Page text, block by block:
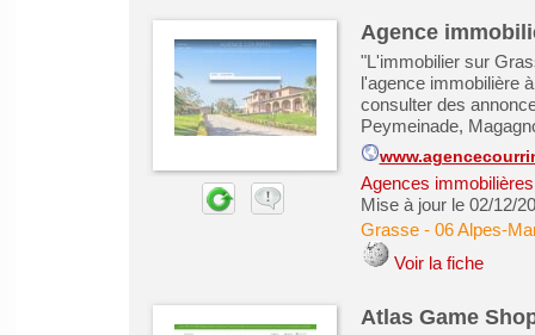
Agence
"L'immobilier sur
l'agence immobilière
consulter des
Peymeinade,
Agences
Mise à jour le 02/12/
Grasse- 06 Alpes-
Voir la fiche
Atlas Game